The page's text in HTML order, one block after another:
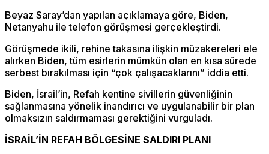
Beyaz Saray’dan yapılan açıklamaya göre, Biden,
Netanyahu ile telefon görüşmesi gerçekleştirdi.
Görüşmede ikili, rehine takasına ilişkin müzakereleri ele
alırken Biden, tüm esirlerin mümkün olan en kısa sürede
serbest bırakılması için “çok çalışacaklarını” iddia etti.
Biden, İsrail’in, Refah kentine sivillerin güvenliğinin
sağlanmasına yönelik inandırıcı ve uygulanabilir bir plan
olmaksızın saldırmaması gerektiğini vurguladı.
İSRAİL’İN REFAH BÖLGESİNE SALDIRI PLANI